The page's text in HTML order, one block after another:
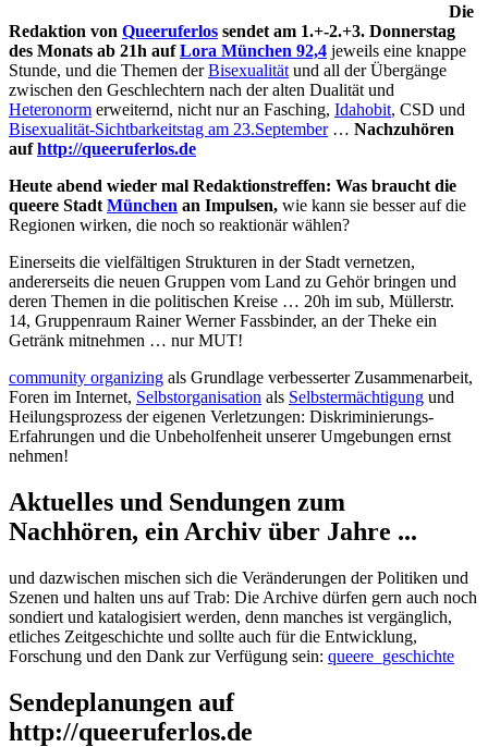
Die
Redaktion von Queeruferlos sendet am 1.+-2.+3. Donnerstag
des Monats ab 21h aufLora München 92,4 jeweils eine knappe
Stunde, und die Themen derBisexualität und all der Übergänge
zwischen den Geschlechtern nach der alten Dualität und
Heteronorm erweiternd, nicht nur an Fasching, Idahobit, CSD und
Bisexualität-Sichtbarkeitstag am 23.September… Nachzuhören
aufhttp://queeruferlos.de
Heute abend wieder mal Redaktionstreffen: Was braucht die
queere Stadt München an Impulsen, wie kann sie besser auf die
Regionen wirken, die noch so reaktionär wählen?
Einerseits die vielfältigen Strukturen in der Stadt vernetzen,
andererseits die neuen Gruppen vom Land zu Gehör bringen und
deren Themen in die politischen Kreise … 20h im sub, Müllerstr.
14, Gruppenraum Rainer Werner Fassbinder, an der Theke ein
Getränk mitnehmen … nur MUT!
community organizing als Grundlage verbesserter Zusammenarbeit,
Foren im Internet, Selbstorganisation als Selbstermächtigung und
Heilungsprozess der eigenen Verletzungen: Diskriminierungs-
Erfahrungen und die Unbeholfenheit unserer Umgebungen ernst
nehmen!
Aktuelles und Sendungen zum
Nachhören, ein Archiv über Jahre ...
und dazwischen mischen sich die Veränderungen der Politiken und
Szenen und halten uns auf Trab: Die Archive dürfen gern auch noch
sondiert und katalogisiert werden, denn manches ist vergänglich,
etliches Zeitgeschichte und sollte auch für die Entwicklung,
Forschung und den Dank zur Verfügung sein: queere_geschichte
Sendeplanungen auf
http://queeruferlos.de